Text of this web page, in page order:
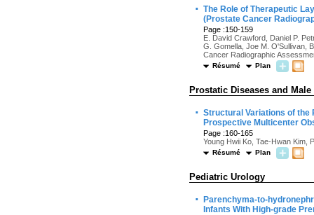
· The Role of Therapeutic
(Prostate Cancer
Page :150-159
E. David Crawford, Daniel P.
G. Gomella, Joe M. O'Sullivan,
Cancer Radiographic
Résumé Plan
Prostatic Diseases and
· Structural Variations of
Prospective Multicenter
Page :160-165
Young Hwii Ko, Tae-Hwan Kim,
Résumé Plan
Pediatric Urology
·
Parenchyma-to-
Infants With High-grade